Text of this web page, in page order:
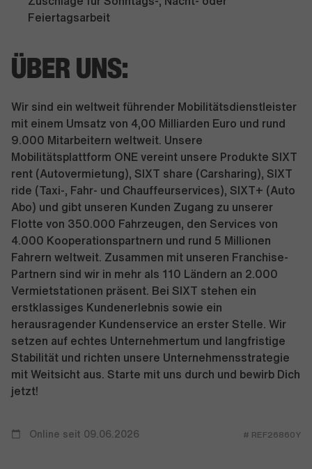
Feiertagsarbeit
ÜBER UNS:
Wir sind ein weltweit führender Mobilitätsdienstleister
mit einem Umsatz von 4,00 Milliarden Euro und rund
9.000 Mitarbeitern weltweit. Unsere
Mobilitätsplattform ONE vereint unsere Produkte SIXT
rent (Autovermietung), SIXT share (Carsharing), SIXT
ride (Taxi-, Fahr- und Chauffeurservices), SIXT+ (Auto
Abo) und gibt unseren Kunden Zugang zu unserer
Flotte von 350.000 Fahrzeugen, den Services von
4.000 Kooperationspartnern und rund 5 Millionen
Fahrern weltweit. Zusammen mit unseren Franchise-
Partnern sind wir in mehr als 110 Ländern an 2.000
Vermietstationen präsent. Bei SIXT stehen ein
erstklassiges Kundenerlebnis sowie ein
herausragender Kundenservice an erster Stelle. Wir
setzen auf echtes Unternehmertum und langfristige
Stabilität und richten unsere Unternehmensstrategie
mit Weitsicht aus. Starte mit uns durch und bewirb Dich
jetzt!
Online seit 09.06.2026 # REF26860Y